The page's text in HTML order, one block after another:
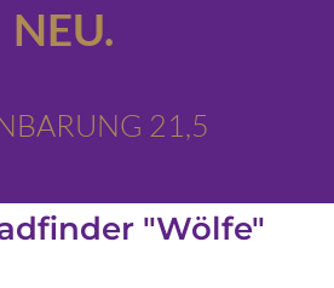
NEU.
21,5
"Wölfe"